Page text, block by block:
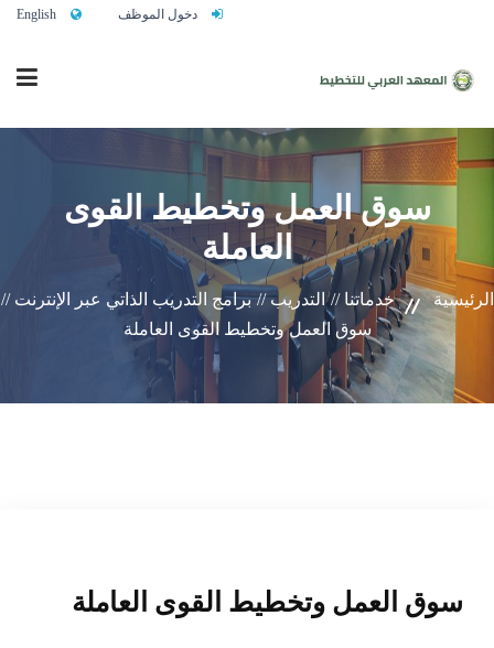
دخول الموظف English
الرئيسية
من نحن
خدماتنا
تواصلوا معنا
سوق العمل وتخطيط القوى
العاملة
الرئيسية خدماتنا // التدريب // برامج التدريب الذاتي عبر الإنترنت //
سوق العمل وتخطيط القوى العاملة
سوق العمل وتخطيط القوى العاملة